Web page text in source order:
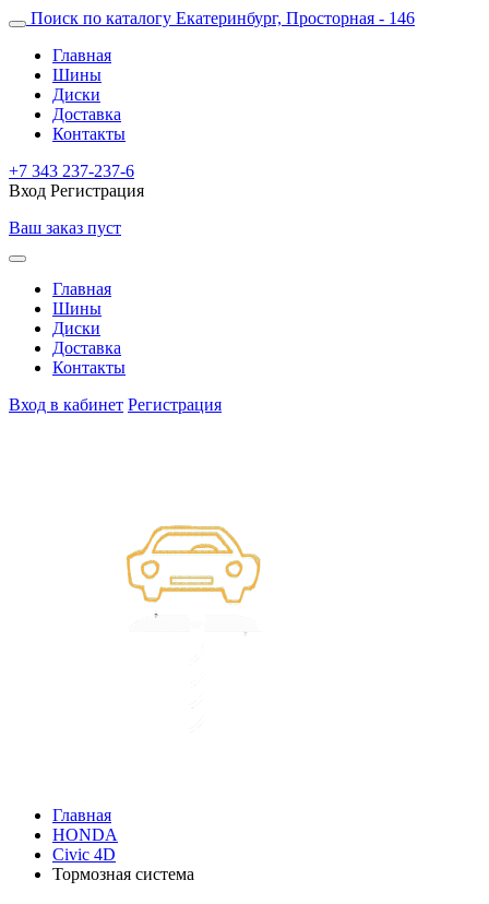
Поиск по каталогу Екатеринбург, Просторная - 146
Главная
Шины
Диски
Доставка
Контакты
+7 343 237-237-6
Вход Регистрация
Ваш заказ пуст
Главная
Шины
Диски
Доставка
Контакты
Вход в кабинет Регистрация
Главная
HONDA
Civic 4D
Тормозная система